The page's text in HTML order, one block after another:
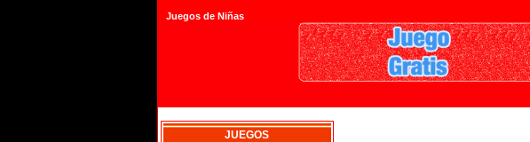
Juegos de Niñas
JUEGOS